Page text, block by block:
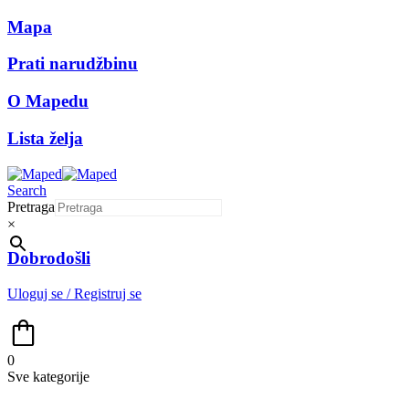
Mapa
Prati narudžbinu
O Mapedu
Lista želja
Search
Pretraga
×
Dobrodošli
Uloguj se / Registruj se
0
Sve kategorije